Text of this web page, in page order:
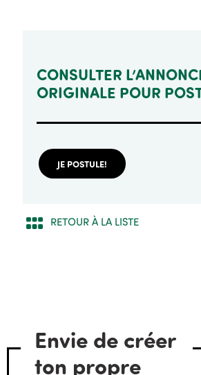
CONSULTER
ORIGINALE POUR
JE POSTULE!
RETOUR À LA LISTE
Envie de créer
ton propre